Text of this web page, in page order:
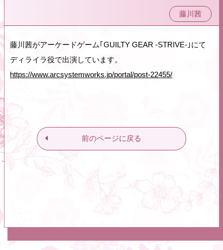
藤川茜
藤川茜がアーケードゲーム｢GUILTY GEAR -STRIVE-｣にて
ディライラ役で出演しています。
https://www.arcsystemworks.jp/portal/post-22455/
前のページに戻る